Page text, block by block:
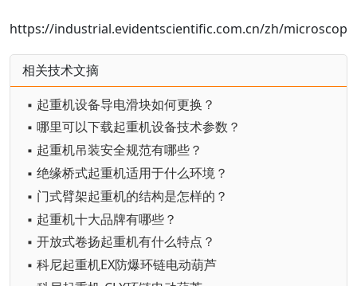
https://industrial.evidentscientific.com.cn/zh/
相关技术文摘
▪ 起重机设备导电滑块如何更换？
▪ 哪里可以下载起重机设备技术参数？
▪ 起重机吊装安全规范有哪些？
▪ 绝缘桥式起重机适用于什么环境？
▪ 门式臂架起重机的结构是怎样的？
▪ 起重机十大品牌有哪些？
▪ 开放式卷扬起重机有什么特点？
▪ 科尼起重机EX防爆环链电动葫芦